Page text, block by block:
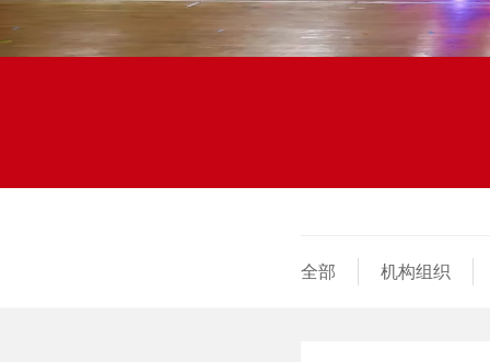
全部 机构组织